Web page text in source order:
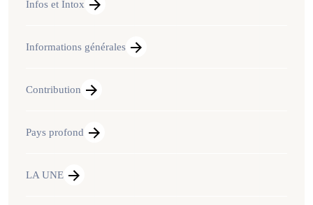
Infos et Intox
Informations générales
Contribution
Pays profond
LA UNE